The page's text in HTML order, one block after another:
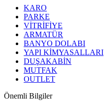
KARO
PARKE
VİTRİFİYE
ARMATÜR
BANYO DOLABI
YAPI KİMYASALLARI
DUŞAKABİN
MUTFAK
OUTLET
Önemli Bilgiler